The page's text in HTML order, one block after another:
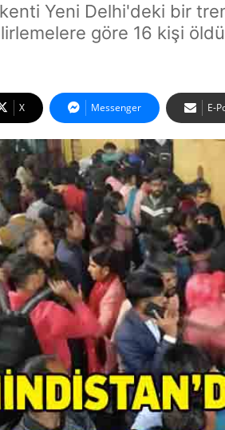
Yeni Delhi'deki bir
göre 16 kişi
X Messenger E-